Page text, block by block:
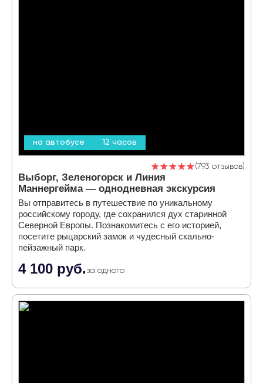
на автобусе 12 часов
793 отзывов
Выборг, Зеленогорск и Линия
Маннергейма — однодневная экскурсия
Вы отправитесь в путешествие по уникальному
российскому городу, где сохранился дух старинной
Северной Европы. Познакомитесь с его историей,
посетите рыцарский замок и чудесный скально-
пейзажный парк.
4 100 руб. за одного